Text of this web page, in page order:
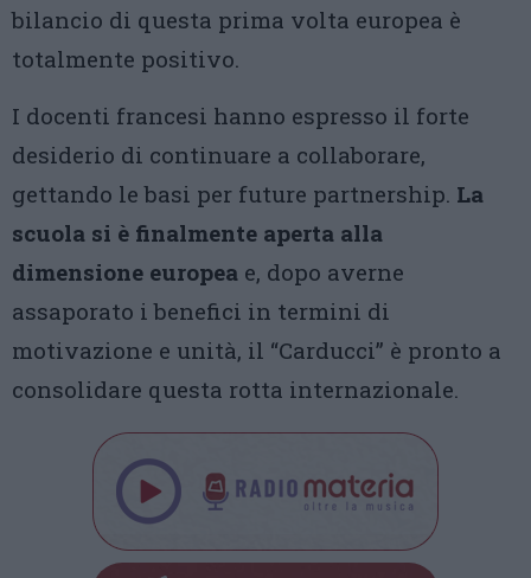
bilancio di questa prima volta europea è
totalmente positivo.
I docenti francesi hanno espresso il forte
desiderio di continuare a collaborare,
gettando le basi per future partnership. La
scuola si è finalmente aperta alla
dimensione europea e, dopo averne
assaporato i benefici in termini di
motivazione e unità, il “Carducci” è pronto a
consolidare questa rotta internazionale.